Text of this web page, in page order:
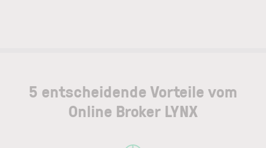
5 entscheidende Vorteile vom
Online Broker LYNX